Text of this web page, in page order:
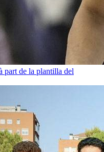
part de la plantilla del